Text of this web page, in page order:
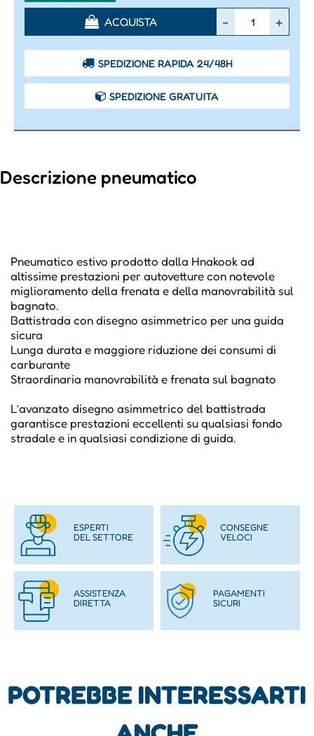
ACQUISTA
SPEDIZIONE RAPIDA 24/48H
SPEDIZIONE GRATUITA
Descrizione pneumatico
Pneumatico estivo prodotto dalla Hnakook ad
altissime prestazioni per autovetture con notevole
miglioramento della frenata e della manovrabilità sul
bagnato.
Battistrada con disegno asimmetrico per una guida
sicura
Lunga durata e maggiore riduzione dei consumi di
carburante
Straordinaria manovrabilità e frenata sul bagnato
L’avanzato disegno asimmetrico del battistrada
garantisce prestazioni eccellenti su qualsiasi fondo
stradale e in qualsiasi condizione di guida.
ESPERTI
DEL SETTORE
CONSEGNE
VELOCI
ASSISTENZA
DIRETTA
PAGAMENTI
SICURI
POTREBBE INTERESSARTI